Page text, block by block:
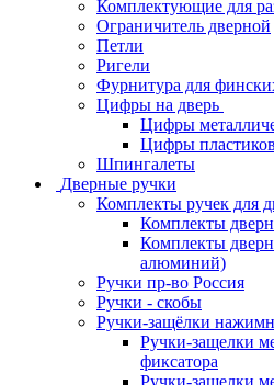
Комплектующие для
Ограничитель дверной
Петли
Ригели
Фурнитура для
Цифры на дверь
Цифры
Цифры
Шпингалеты
Дверные ручки
Комплекты ручек для
Комплекты
Комплекты
алюминий)
Ручки пр-во Россия
Ручки - скобы
Ручки-защёлки
Ручки-защелки
фиксатора
Ручки-защелки